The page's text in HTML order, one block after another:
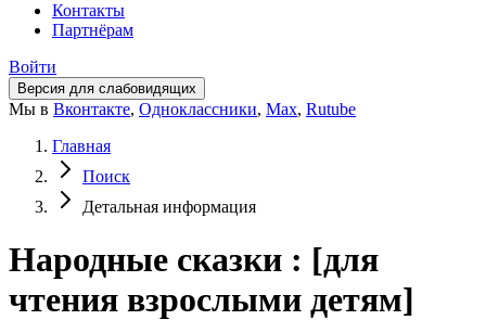
Контакты
Партнёрам
Войти
Версия для слабовидящих
Мы в Вконтакте, Одноклассники, Max, Rutube
Главная
Поиск
Детальная информация
Народные сказки : [для
чтения взрослыми детям]